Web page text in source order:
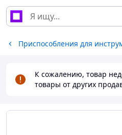
Приспособления для
К сожалению, товар
товары от других